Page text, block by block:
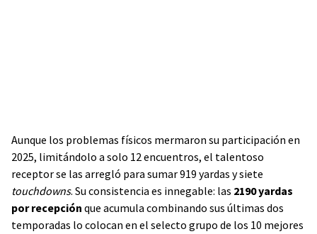
Aunque los problemas físicos mermaron su participación en
2025, limitándolo a solo 12 encuentros, el talentoso
receptor se las arregló para sumar 919 yardas y siete
touchdowns. Su consistencia es innegable: las 2190 yardas
por recepción que acumula combinando sus últimas dos
temporadas lo colocan en el selecto grupo de los 10 mejores